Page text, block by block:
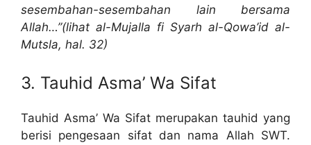
sesembahan-sesembahan lain bersama
Allah…”(lihat al-Mujalla fi Syarh al-Qowa’id al-
Mutsla, hal. 32)
3. Tauhid Asma’ Wa Sifat
Tauhid Asma’ Wa Sifat merupakan tauhid yang
berisi pengesaan sifat dan nama Allah SWT.